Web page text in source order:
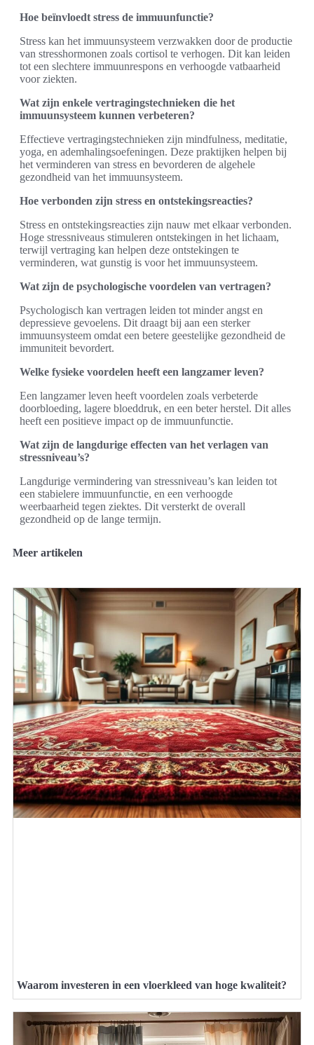
Hoe beïnvloedt stress de immuunfunctie?
Stress kan het immuunsysteem verzwakken door de productie
van stresshormonen zoals cortisol te verhogen. Dit kan leiden
tot een slechtere immuunrespons en verhoogde vatbaarheid
voor ziekten.
Wat zijn enkele vertragingstechnieken die het
immuunsysteem kunnen verbeteren?
Effectieve vertragingstechnieken zijn mindfulness, meditatie,
yoga, en ademhalingsoefeningen. Deze praktijken helpen bij
het verminderen van stress en bevorderen de algehele
gezondheid van het immuunsysteem.
Hoe verbonden zijn stress en ontstekingsreacties?
Stress en ontstekingsreacties zijn nauw met elkaar verbonden.
Hoge stressniveaus stimuleren ontstekingen in het lichaam,
terwijl vertraging kan helpen deze ontstekingen te
verminderen, wat gunstig is voor het immuunsysteem.
Wat zijn de psychologische voordelen van vertragen?
Psychologisch kan vertragen leiden tot minder angst en
depressieve gevoelens. Dit draagt bij aan een sterker
immuunsysteem omdat een betere geestelijke gezondheid de
immuniteit bevordert.
Welke fysieke voordelen heeft een langzamer leven?
Een langzamer leven heeft voordelen zoals verbeterde
doorbloeding, lagere bloeddruk, en een beter herstel. Dit alles
heeft een positieve impact op de immuunfunctie.
Wat zijn de langdurige effecten van het verlagen van
stressniveau’s?
Langdurige vermindering van stressniveau’s kan leiden tot
een stabielere immuunfunctie, en een verhoogde
weerbaarheid tegen ziektes. Dit versterkt de overall
gezondheid op de lange termijn.
Meer artikelen
Waarom investeren in een vloerkleed van hoge kwaliteit?